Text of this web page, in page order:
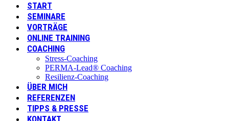
START
SEMINARE
VORTRÄGE
ONLINE TRAINING
COACHING
Stress-Coaching
PERMA-Lead® Coaching
Resilienz-Coaching
ÜBER MICH
REFERENZEN
TIPPS & PRESSE
KONTAKT